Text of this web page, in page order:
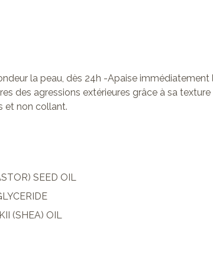
la peau, dès 24h -Apaise immédiatement
des agressions extérieures grâce à sa
et non collant.
SEED OIL
(SHEA) OIL